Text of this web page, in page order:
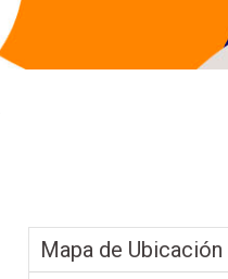
Mapa de Ubicación